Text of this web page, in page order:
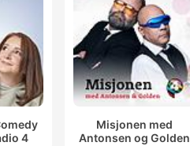
4
Misjonen med
Antonsen og Golden